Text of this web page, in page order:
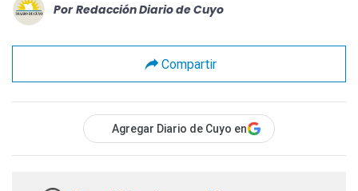
Por Redacción Diario de Cuyo
Compartir
Agregar Diario de Cuyo en